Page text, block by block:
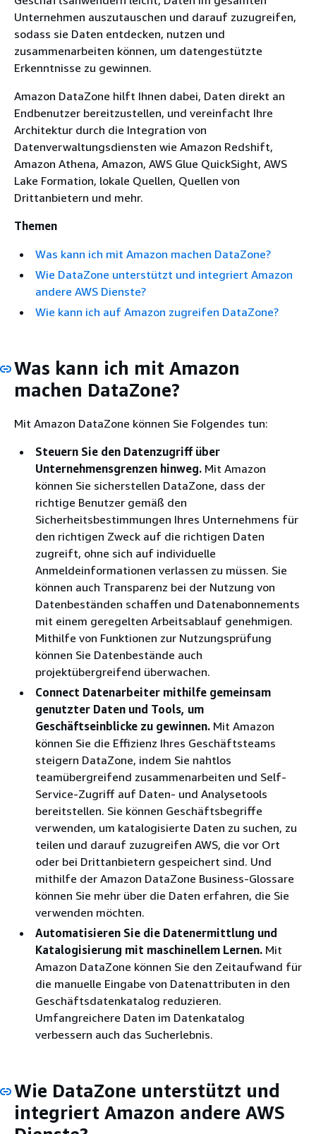
Unternehmen auszutauschen und darauf zuzugreifen,
sodass sie Daten entdecken, nutzen und
zusammenarbeiten können, um datengestützte
Erkenntnisse zu gewinnen.
Amazon DataZone hilft Ihnen dabei, Daten direkt an
Endbenutzer bereitzustellen, und vereinfacht Ihre
Architektur durch die Integration von
Datenverwaltungsdiensten wie Amazon Redshift,
Amazon Athena, Amazon, AWS Glue QuickSight, AWS
Lake Formation, lokale Quellen, Quellen von
Drittanbietern und mehr.
Themen
Was kann ich mit Amazon machen DataZone?
Wie DataZone unterstützt und integriert Amazon
andere AWS Dienste?
Wie kann ich auf Amazon zugreifen DataZone?
Was kann ich mit Amazon
machen DataZone?
Mit Amazon DataZone können Sie Folgendes tun:
Steuern Sie den Datenzugriff über
Unternehmensgrenzen hinweg. Mit Amazon
können Sie sicherstellen DataZone, dass der
richtige Benutzer gemäß den
Sicherheitsbestimmungen Ihres Unternehmens für
den richtigen Zweck auf die richtigen Daten
zugreift, ohne sich auf individuelle
Anmeldeinformationen verlassen zu müssen. Sie
können auch Transparenz bei der Nutzung von
Datenbeständen schaffen und Datenabonnements
mit einem geregelten Arbeitsablauf genehmigen.
Mithilfe von Funktionen zur Nutzungsprüfung
können Sie Datenbestände auch
projektübergreifend überwachen.
Connect Datenarbeiter mithilfe gemeinsam
genutzter Daten und Tools, um
Geschäftseinblicke zu gewinnen. Mit Amazon
können Sie die Effizienz Ihres Geschäftsteams
steigern DataZone, indem Sie nahtlos
teamübergreifend zusammenarbeiten und Self-
Service-Zugriff auf Daten- und Analysetools
bereitstellen. Sie können Geschäftsbegriffe
verwenden, um katalogisierte Daten zu suchen, zu
teilen und darauf zuzugreifen AWS, die vor Ort
oder bei Drittanbietern gespeichert sind. Und
mithilfe der Amazon DataZone Business-Glossare
können Sie mehr über die Daten erfahren, die Sie
verwenden möchten.
Automatisieren Sie die Datenermittlung und
Katalogisierung mit maschinellem Lernen. Mit
Amazon DataZone können Sie den Zeitaufwand für
die manuelle Eingabe von Datenattributen in den
Geschäftsdatenkatalog reduzieren.
Umfangreichere Daten im Datenkatalog
verbessern auch das Sucherlebnis.
Wie DataZone unterstützt und
integriert Amazon andere AWS